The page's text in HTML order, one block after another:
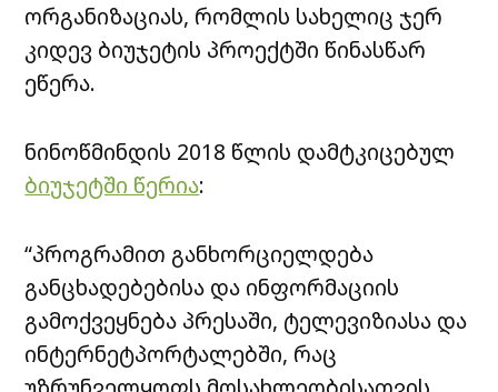
ორგანიზაციას, რომლის სახელიც ჯერ
კიდევ ბიუჯეტის პროექტში წინასწარ
ეწერა.
ნინოწმინდის 2018 წლის დამტკიცებულ
ბიუჯეტში წერია:
“პროგრამით განხორციელდება
განცხადებებისა და ინფორმაციის
გამოქვეყნება პრესაში, ტელევიზიასა და
ინტერნეტპორტალებში, რაც